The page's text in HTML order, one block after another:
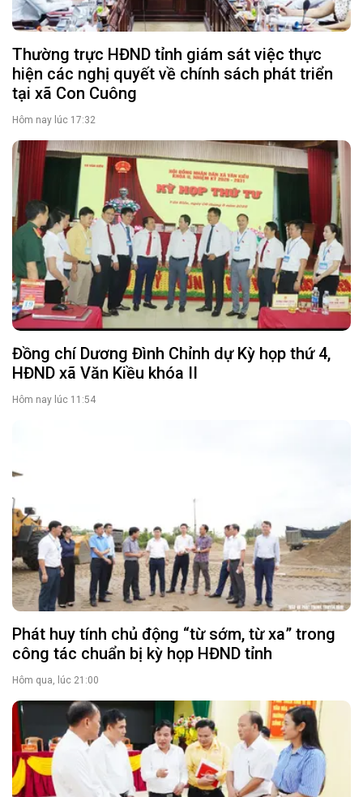
Thường trực HĐND tỉnh giám sát việc thực
hiện các nghị quyết về chính sách phát triển
tại xã Con Cuông
Hôm nay lúc 17:32
Đồng chí Dương Đình Chỉnh dự Kỳ họp thứ 4,
HĐND xã Văn Kiều khóa II
Hôm nay lúc 11:54
Phát huy tính chủ động “từ sớm, từ xa” trong
công tác chuẩn bị kỳ họp HĐND tỉnh
Hôm qua, lúc 21:00